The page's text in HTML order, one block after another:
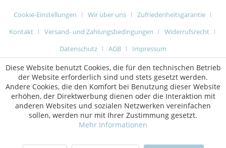
Cookie-Einstellungen Wir über uns
Zufriedenheitsgarantie
Kontakt
Versand- und Zahlungsbedingungen
Widerrufsrecht
Datenschutz
AGB Impressum
Diese Website benutzt Cookies, die für den technischen Betrieb
der Website erforderlich sind und stets gesetzt werden.
Andere Cookies, die den Komfort bei Benutzung dieser Website
erhöhen, der Direktwerbung dienen oder die Interaktion mit
anderen Websites und sozialen Netzwerken vereinfachen
sollen, werden nur mit Ihrer Zustimmung gesetzt.
Mehr Informationen